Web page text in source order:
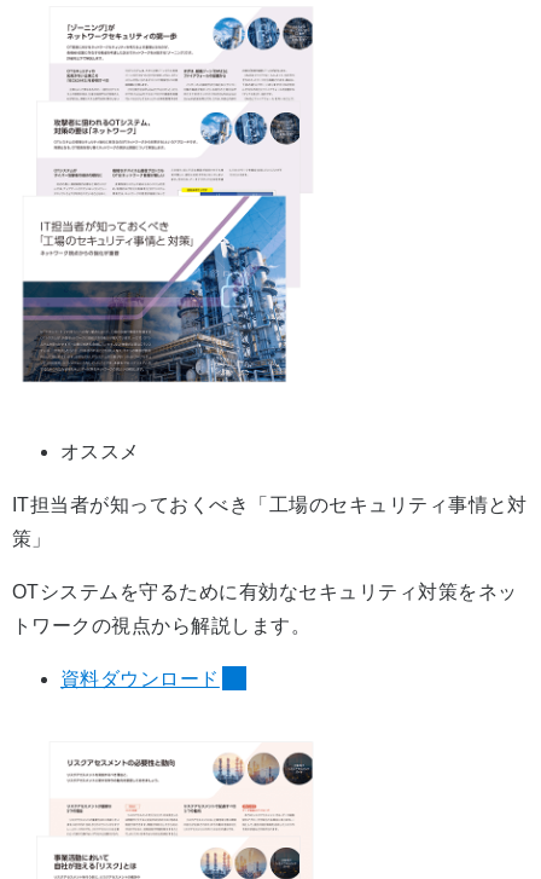
オススメ
IT担当者が知っておくべき「工場のセキュリティ事情と対
策」
OTシステムを守るために有効なセキュリティ対策をネッ
トワークの視点から解説します。
資料ダウンロード